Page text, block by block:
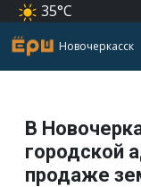
35°C
Новочеркасск
В
городской
продаже